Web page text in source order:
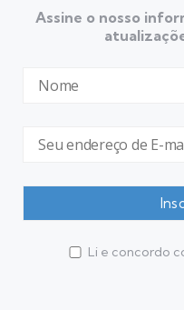
Assine o nosso
Li e concordo